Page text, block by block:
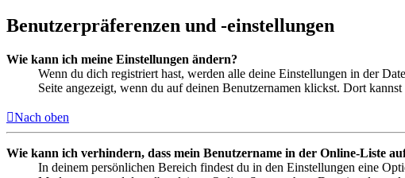
Benutzerpräferenzen und -einstellungen
Wie kann ich meine Einstellungen ändern?
Wenn du dich registriert hast, werden alle deine Einstellungen in der
Seite angezeigt, wenn du auf deinen Benutzernamen klickst. Dort
Nach oben
Wie kann ich verhindern, dass mein Benutzername in der Online-Liste
In deinem persönlichen Bereich findest du in den Einstellungen eine